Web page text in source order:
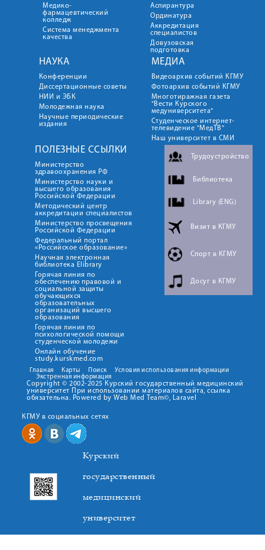
Медико-
фармацевтический
колледж
Система менеджмента
качества
Аспирантура
Ординатура
Аккредитация
специалистов
Довузовская
подготовка
НАУКА
Конференции
Диссертационные советы
НИИ и ЭБК
Молодежная наука
Научные периодические
издания
МЕДИА
Видеоархив событий КГМУ
Фотоархив событий КГМУ
Многотиражная газета
"Вести Курского
медуниверситета"
Студенческое интернет-
телевидение "МедТВ"
Наш университет в СМИ
ПОЛЕЗНЫЕ ССЫЛКИ
Министерство
здравоохранения РФ
Министерство науки и
высшего образования
Российской Федерации
Методический центр
аккредитации специалистов
Министерство просвещения
Российской Федерации
Федеральный портал
«Российское образование»
Научная электронная
библиотека Elibrary
Горячая линия по
обеспечению правовой и
социальной защиты
обучающихся
образовательных
организаций высшего
образования
Горячая линия по
психологической помощи
студенческой молодежи
Онлайн обучение
study.kurskmed.com
Трудоустройство
Библиотека
Library (ENG)
Визит в КГМУ
Спорт в КГМУ
Досуг в КГМУ
Главная Карты Поиск
Условия использования информации
Экстренная информация
Copyright © 2002-2025 Курский государственный медицинский
университет При использовании материалов сайта, ссылка
обязательна. Powered by Web Med Team©, Laravel
КГМУ в социальных сетях
Курский
государственный
медицинский
университет